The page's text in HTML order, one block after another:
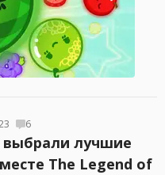
6
выбрали лучшие
The Legend of